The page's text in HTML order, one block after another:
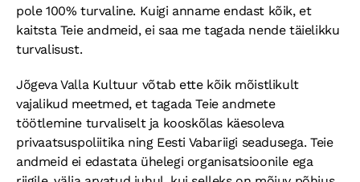
pole 100% turvaline. Kuigi anname endast kõik, et
kaitsta Teie andmeid, ei saa me tagada nende täielikku
turvalisust.
Jõgeva Valla Kultuur võtab ette kõik mõistlikult
vajalikud meetmed, et tagada Teie andmete
töötlemine turvaliselt ja kooskõlas käesoleva
privaatsuspoliitika ning Eesti Vabariigi seadusega. Teie
andmeid ei edastata ühelegi organisatsioonile ega